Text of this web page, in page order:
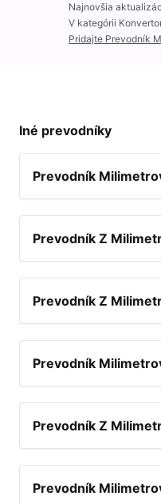
Najnovšia
V kategórii
Pridajte Prevodník
Iné prevodníky
Prevodník
Prevodník Z
Prevodník Z
Prevodník
Prevodník Z
Prevodník